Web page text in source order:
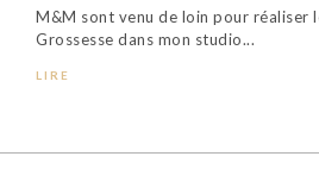
M&M sont venu de loin pour réaliser
Grossesse dans mon studio...
LIRE